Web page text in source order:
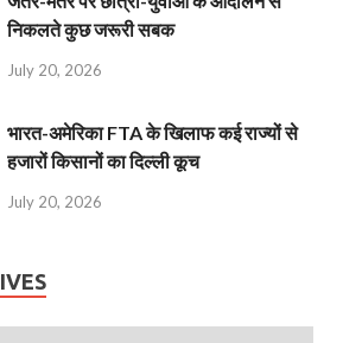
निकलते कुछ जरूरी सबक
July 20, 2026
भारत-अमेरिका FTA के खिलाफ कई राज्यों से
हजारों किसानों का दिल्ली कूच
July 20, 2026